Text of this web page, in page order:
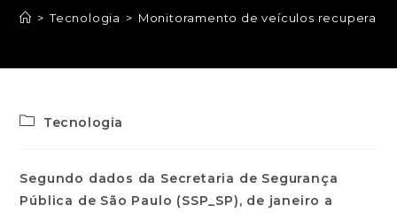
> Tecnologia > Monitoramento de veículos recupera
Tecnologia
Segundo dados da Secretaria de Segurança
Pública de São Paulo (SSP_SP), de janeiro a